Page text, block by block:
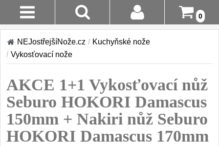
0
Stav
Objednávky
Registrace
Doručení A
Platba
Akce!
Kuchyňské nože
Sady kuchyňských nožů 9
Šéfkuchařské nože
Univerzální nože
NEJostřejšíNože.cz / Kuchyňské nože
/ Vykosťovací nože
AKCE 1+1 Vykosťovací nůž
Seburo HOKORI Damascus
150mm + Nakiri nůž Seburo
HOKORI Damascus 170mm